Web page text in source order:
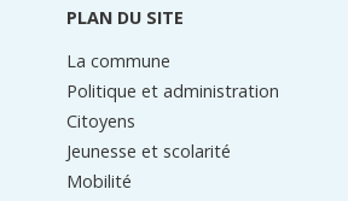
PLAN DU SITE
La commune
Politique et administration
Citoyens
Jeunesse et scolarité
Mobilité